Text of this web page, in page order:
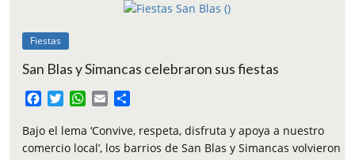
Fiestas
San Blas y Simancas celebraron sus fiestas
c
e
i
t
W
a
t
a
i
m
p
Bajo el lema ‘Convive, respeta, disfruta y apoya a nuestro
comercio local’, los barrios de San Blas y Simancas volvieron